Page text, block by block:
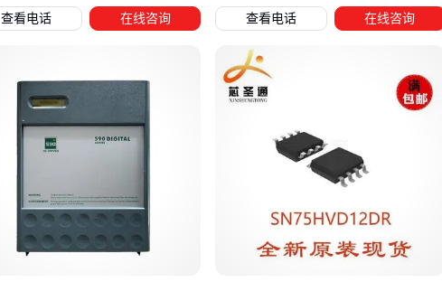
无缝对接现有PLC或运动控制器 。
频器或大功率设备的场景。配套设备是否会影响整体成本？这
需要结合系统生命周期来综合评估。
四、原装控制器配套设备：容易被忽视的系统成本
采购原装控制器后，系统集成和配套设备的成本往往被低估。
控制器的散热、防护和信号传输稳定性直接依赖配套设备，选
择不当可能导致主设备性能下降甚至故障。
查看电话 在线咨询 查看电话 在线咨询